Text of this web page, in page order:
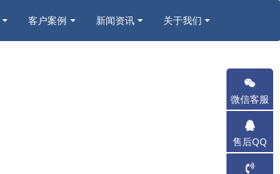
客户案例 新闻资讯 关于我们
微信客服
售后QQ